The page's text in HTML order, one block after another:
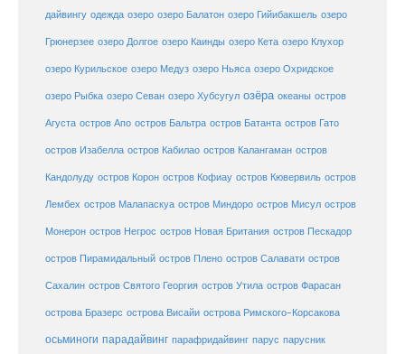
дайвингу одежда озеро озеро Балатон озеро Гийибакшель озеро
Грюнерзее озеро Долгое озеро Каинды озеро Кета озеро Клухор
озеро Курильское озеро Медуз озеро Ньяса озеро Охридское
озеро Рыбка озеро Севан озеро Хубсугул озёра океаны остров
Агуста остров Апо остров Бальтра остров Батанта остров Гато
остров Изабелла остров Кабилао остров Калангаман остров
Кандолуду остров Корон остров Кофиау остров Кювервиль остров
Лембех остров Малапаскуа остров Миндоро остров Мисул остров
Монерон остров Негрос остров Новая Британия остров Пескадор
остров Пирамидальный остров Плено остров Салавати остров
Сахалин остров Святого Георгия остров Утила остров Фарасан
острова Бразерс острова Висайи острова Римского-Корсакова
осьминоги парадайвинг парафридайвинг парус парусник